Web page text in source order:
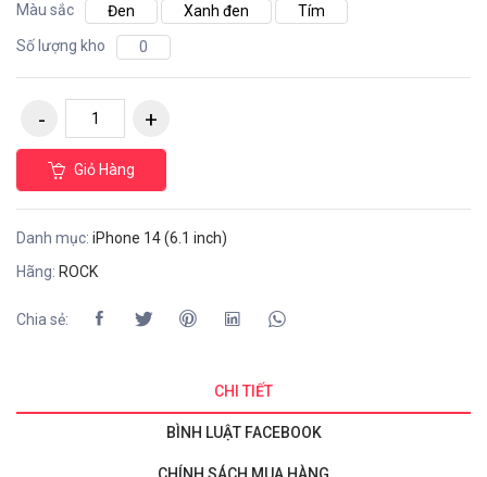
Màu sắc Đen Xanh đen
Tím
Số lượng kho
0
Giỏ Hàng
Danh mục: iPhone 14 (6.1 inch)
Hãng: ROCK
Chia sẻ:
CHI TIẾT
BÌNH LUẬT FACEBOOK